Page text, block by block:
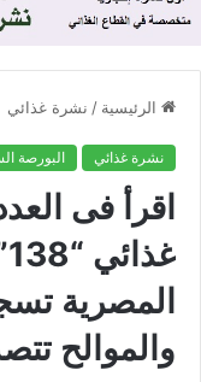
الرئيسية / نشرة غذائي
نشرة غذائي البورصة
اقرأ فى
والموالح